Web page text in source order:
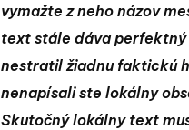
vymažte z neho názov
text stále dáva perfektný
nestratil žiadnu faktickú
nenapísali ste lokálny
Skutočný lokálny text